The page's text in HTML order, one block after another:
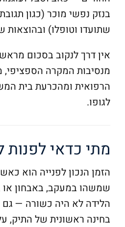
בנזק נפשי מוכר (כגון
שתועדו וטופלו) ובהוצאות
אין דרך לנקוב בסכום
מנסיבות המקרה הספציפי,
הרפואית ומהכרעת בית
לגופו.
מתי כדאי לפנות
הזמן הנכון לפנייה הוא
שמשהו במעקב, באבחון או
הלידה לא היה כשורה — גם
בחינה ראשונית של התיק,